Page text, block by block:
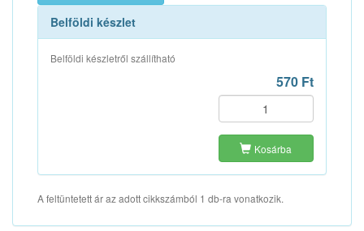
Belföldi készlet
Belföldi készletről szállítható
570 Ft
Kosárba
A feltüntetett ár az adott cikkszámból 1 db-ra vonatkozik.